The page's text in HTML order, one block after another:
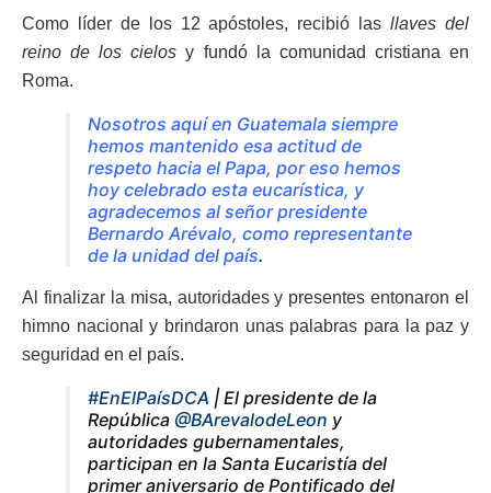
Como líder de los 12 apóstoles, recibió lasllaves del
reino de los cielos y fundó la comunidad cristiana en
Roma.
Nosotros aquí en Guatemala siempre
hemos mantenido esa actitud de
respeto hacia el Papa, por eso hemos
hoy celebrado esta eucarística, y
agradecemos al señor presidente
Bernardo Arévalo, como representante
de la unidad del país.
Al finalizar la misa, autoridades y presentes entonaron el
himno nacional y brindaron unas palabras para la paz y
seguridad en el país.
#EnElPaísDCA | El presidente de la
República @BArevalodeLeon y
autoridades gubernamentales,
participan en la Santa Eucaristía del
primer aniversario de Pontificado del